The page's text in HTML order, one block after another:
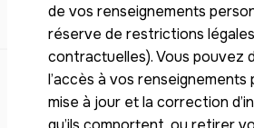
de vos renseignements
réserve de restrictions
contractuelles). Vous pouvez
l’accès à vos renseignements
mise à jour et la correction